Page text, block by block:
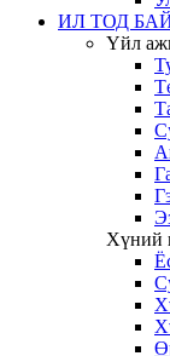
ИЛ ТОД
Үйл
Хүний